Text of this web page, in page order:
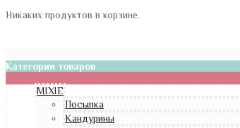
Никаких продуктов в корзине.
Категории товаров
MIXIE
Посыпка
Кандурины